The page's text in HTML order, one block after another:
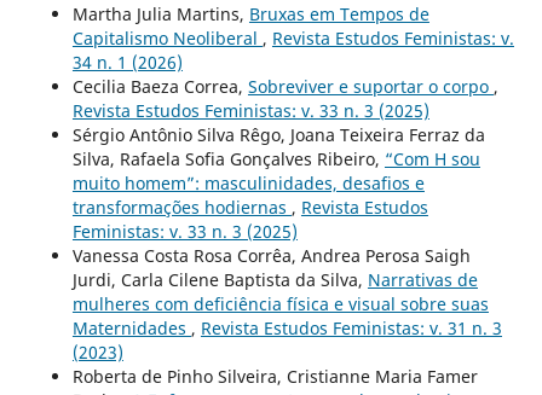
Martha Julia Martins, Bruxas em Tempos de
Capitalismo Neoliberal , Revista Estudos Feministas: v.
34 n. 1 (2026)
Cecilia Baeza Correa, Sobreviver e suportar o corpo ,
Revista Estudos Feministas: v. 33 n. 3 (2025)
Sérgio Antônio Silva Rêgo, Joana Teixeira Ferraz da
Silva, Rafaela Sofia Gonçalves Ribeiro, “Com H sou
muito homem”: masculinidades, desafios e
transformações hodiernas , Revista Estudos
Feministas: v. 33 n. 3 (2025)
Vanessa Costa Rosa Corrêa, Andrea Perosa Saigh
Jurdi, Carla Cilene Baptista da Silva, Narrativas de
mulheres com deficiência física e visual sobre suas
Maternidades , Revista Estudos Feministas: v. 31 n. 3
(2023)
Roberta de Pinho Silveira, Cristianne Maria Famer